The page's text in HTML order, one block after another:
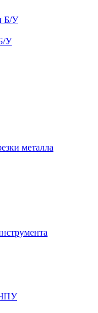
Б/У
У
металла
ЧПУ